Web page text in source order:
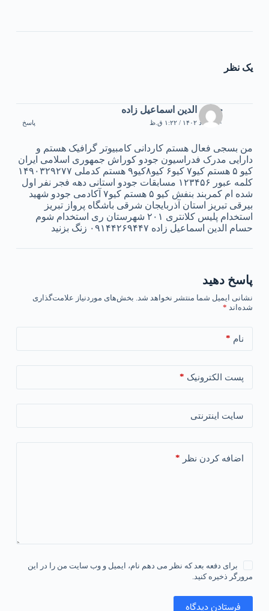
یک نظر
حسام الدین اسماعیل زاده
۳۰ مرداد ۱۴۰۲ / ۱:۲۲ ق.ظ پاسخ
من بسجی فعال هستم کاردانی کامبیوتر گرافیک هستم و
دارایی مدرک فدراسیون جودو کوراش جمهوری اسلامی ایران
کیو ۵ هستم کیو۷ کیو۶ کیو۸کیو۹ هستم کدملی ۱۴۹۰۳۲۹۲۷۷
کلمه عبور ۱۲۳۴۵۶ مسابقات جودو استانی دهه فجر نفر اول
شده ام کمربند بنفش کیو ۵ هستم کیو۷ آکادمی جودو شهید
بیرقی تبریز استان آذربایجان شرقی باشگاه پرواز تبریز
استخدام پلیس کلانتری ۲۰۱ شهرستان ری استخدام شوم
حسام الدین اسماعیل زاده ۰۹۱۴۴۲۶۹۴۴۷ زنگ بزنید
پاسخ دهید
نشانی ایمیل شما منتشر نخواهد شد. بخش‌های موردنیاز علامت‌گذاری
شده‌اند *
نام *
پست الکترونیک *
سایت اینترنتی
اضافه کردن نظر *
برای دفعه بعد که نظر می دهم نام، ایمیل و وب سایت من را در این
مرورگر ذخیره کنید.
فرستادن دیدگاه